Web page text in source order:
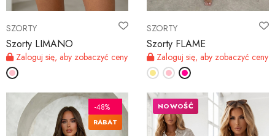
SZORTY
Szorty LIMANO
Zaloguj się, aby zobaczyć ceny
SZORTY
Szorty FLAME
Zaloguj się, aby zobaczyć ceny
-48%
RABAT
NOWOŚĆ